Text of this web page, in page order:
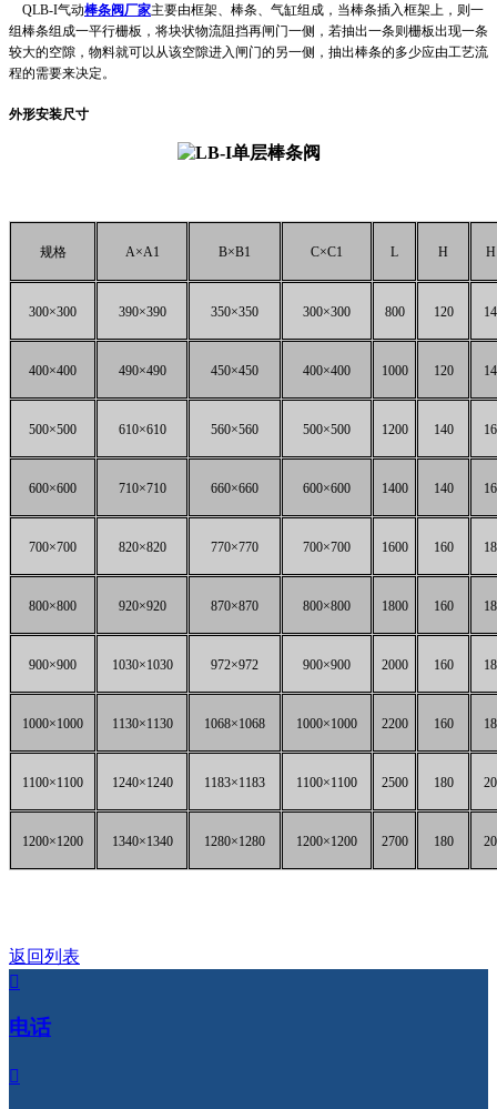
QLB-I气动棒条阀厂家主要由框架、棒条、气缸组成，当棒条插入框架上，则一
组棒条组成一平行栅板，将块状物流阻挡再闸门一侧，若抽出一条则栅板出现一条
较大的空隙，物料就可以从该空隙进入闸门的另一侧，抽出棒条的多少应由工艺流
程的需要来决定。
外形安装尺寸
规格 A×A1 B×B1 C×C1 L H
300×300 390×390 350×350 300×300 800 120
400×400 490×490 450×450 400×400 1000 120
500×500 610×610 560×560 500×500 1200 140
600×600 710×710 660×660 600×600 1400 140
700×700 820×820 770×770 700×700 1600 160
800×800 920×920 870×870 800×800 1800 160
900×900 1030×1030 972×972 900×900 2000 160
1000×1000 1130×1130 1068×1068 1000×1000 2200 160
1100×1100 1240×1240 1183×1183 1100×1100 2500 180
1200×1200 1340×1340 1280×1280 1200×1200 2700 180
返回列表

电话
